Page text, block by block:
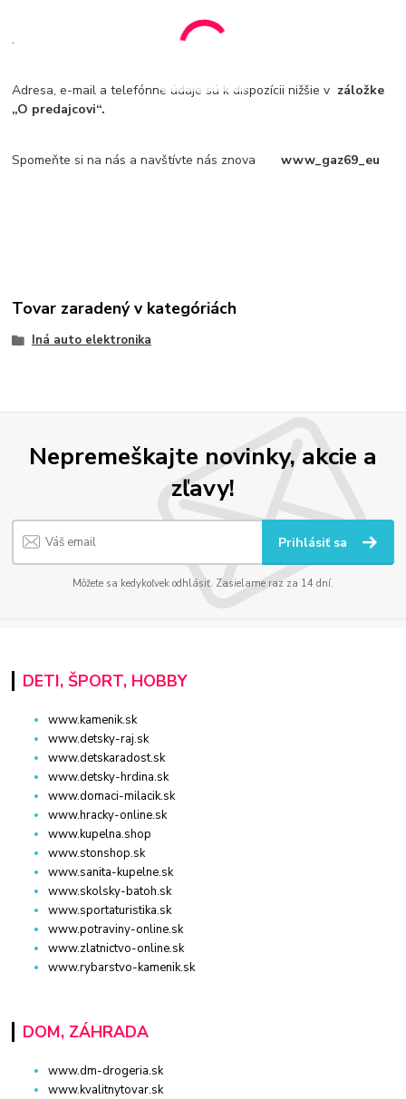
.
Adresa, e-mail a telefónne údaje sú k dispozícii nižšie v záložke
„O predajcovi“.
Spomeňte si na nás a navštívte nás znova www_gaz69_eu
Tovar zaradený v kategóriách
Iná auto elektronika
Nepremeškajte novinky, akcie a
zľavy!
Prihlásiť sa
Môžete sa kedykoľvek odhlásiť. Zasielame raz za 14 dní.
DETI, ŠPORT, HOBBY
www.kamenik.sk
www.detsky-raj.sk
www.detskaradost.sk
www.detsky-hrdina.sk
www.domaci-milacik.sk
www.hracky-online.sk
www.kupelna.shop
www.stonshop.sk
www.sanita-kupelne.sk
www.skolsky-batoh.sk
www.sportaturistika.sk
www.potraviny-online.sk
www.zlatnictvo-online.sk
www.rybarstvo-kamenik.sk
DOM, ZÁHRADA
www.dm-drogeria.sk
www.kvalitnytovar.sk